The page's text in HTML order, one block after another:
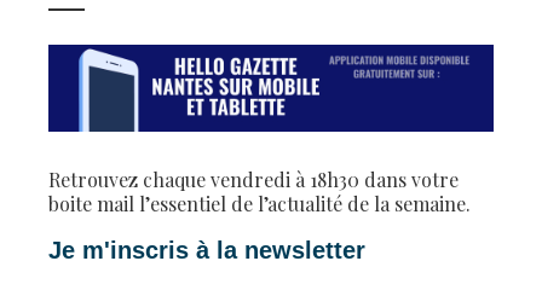
Retrouvez chaque vendredi à 18h30 dans votre
boite mail l’essentiel de l’actualité de la semaine.
Je m'inscris à la newsletter